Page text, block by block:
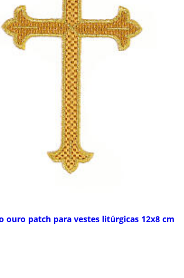
ouro patch para vestes litúrgicas 12x8 cm